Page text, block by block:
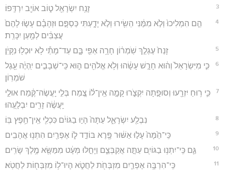
3 זָנַ֥ח יִשְׂרָאֵ֖ל ט֑וֹב אוֹיֵ֖ב יִרְדְּֽפוֹ׃
4
הֵ֤ם הִמְלִיכוּ֙ וְלֹ֣א מִמֶּ֔נִּי הֵשִׂ֖ירוּ וְלֹ֣א יָדָ֑עְתִּי כַּסְפָּ֣ם וּזְהָבָ֗ם עָשׂ֤וּ לָהֶם֙
עֲצַבִּ֔ים לְמַ֖עַן יִכָּרֵֽת׃
5 זָנַח֙ עֶגְלֵ֣ךְ שֹֽׁמְר֔וֹן חָרָ֥ה אַפִּ֖י בָּ֑ם עַד־מָתַ֕י לֹ֥א יוּכְל֖וּ נִקָּיֹֽן׃
6
כִּ֤י מִיִּשְׂרָאֵל֙ וְה֔וּא חָרָ֣שׁ עָשָׂ֔הוּ וְלֹ֥א אֱלֹהִ֖ים ה֑וּא כִּֽי־שְׁבָבִ֣ים יִֽהְיֶ֔ה עֵ֖גֶל
שֹׁמְרֽוֹן׃
7
כִּ֛י ר֥וּחַ יִזְרָ֖עוּ וְסוּפָ֣תָה יִקְצֹ֑רוּ קָמָ֣ה אֵֽין־ל֗וֹ צֶ֚מַח בְּלִ֣י יַֽעֲשֶׂה־קֶּ֔מַח אוּלַ֣י
יַֽעֲשֶׂ֔ה זָרִ֖ים יִבְלָעֻֽהוּ׃
8 נִבְלַ֖ע יִשְׂרָאֵ֑ל עַתָּה֙ הָי֣וּ בַגּוֹיִ֔ם כִּכְלִ֖י אֵֽין־חֵ֥פֶץ בּֽוֹ׃
9 כִּֽי־הֵ֙מָּה֙ עָל֣וּ אַשּׁ֔וּר פֶּ֖רֶא בּוֹדֵ֣ד ל֑וֹ אֶפְרַ֖יִם הִתְנ֥וּ אֲהָבִֽים
10 גַּ֛ם כִּֽי־יִתְנ֥וּ בַגּוֹיִ֖ם עַתָּ֣ה אֲקַבְּצֵ֑ם וַיָּחֵ֣לּוּ מְּעָ֔ט מִמַּשָּׂ֖א מֶ֥לֶךְ שָׂרִֽים׃
11 כִּֽי־הִרְבָּ֥ה אֶפְרַ֛יִם מִזְבְּחֹ֖ת לַחֲטֹ֑א הָיוּ־ל֥וֹ מִזְבְּח֖וֹת לַחֲטֹֽא׃